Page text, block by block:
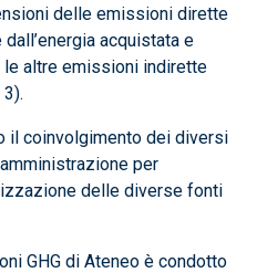
delle emissioni dirette
acquistata e
le altre emissioni indirette
il coinvolgimento dei diversi
per
delle diverse fonti
GHG di Ateneo è condotto